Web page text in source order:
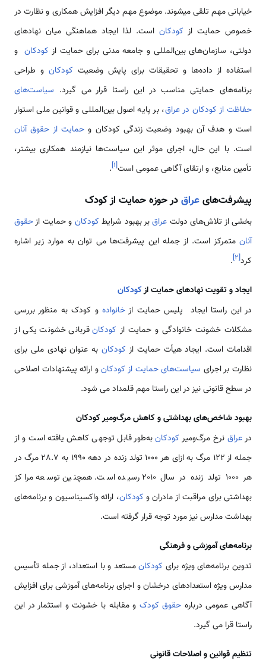
خیابانی مهم تلقی می­شوند. موضوع مهم دیگر افزایش همکاری و نظارت در
خصوص حمایت از کودکان است. لذا ایجاد هماهنگی میان نهادهای
دولتی، سازمان‌های بین‌المللی و جامعه مدنی برای حمایت از کودکانو
استفاده از داده‌ها و تحقیقات برای پایش وضعیت کودکان و طراحی
برنامه‌های حمایتی مناسب در این راستا قرار می­ گیرد. سیاست‌های
حفاظت از کودکان در عراق، بر پایه اصول بین‌المللی و قوانین ملی استوار
است و هدف آن بهبود وضعیت زندگی کودکان و حمایت از حقوق آنان
است. با این حال، اجرای موثر این سیاست‌ها نیازمند همکاری بیشتر،
تأمین منابع، و ارتقای آگاهی عمومی است[۱]
.
پیشرفت‌هایعراقدر حوزه حمایت از کودک
بخشی از تلاش‌های دولت عراقبر بهبود شرایط کودکان و حمایت ازحقوق
آنان متمرکز است. از جمله این پیشرفت‌ها می­ توان به موارد زیر اشاره
کرد[۲]
.
ایجاد و تقویت نهادهای حمایت ازکودکان
در این راستا ایجاد پلیس حمایت ازخانواده و کودک به منظور بررسی
مشکلات خشونت خانوادگی و حمایت از کودکانقربانی خشونت یکی از
اقدامات است. ایجاد هیأت حمایت از کودکانبه عنوان نهادی ملی برای
نظارت بر اجرای سیاست‌های حمایت از کودکانو ارائه پیشنهادات اصلاحی
در سطح قانونی نیز در این راستا مهم قلمداد می­ شود.
بهبود شاخص‌های بهداشتی و کاهش مرگ‌ومیر کودکان
درعراق نرخ مرگ‌ومیر کودکانبه‌طور قابل توجهی کاهش یافته است و از
جمله از 122 مرگ به ازای هر 1000 تولد زنده در دهه 1990 به 28.7 مرگ در
هر 1000 تولد زنده در سال 2010 رسیده است. همچنین توسعه مراکز
بهداشتی برای مراقبت از مادران و کودکان، ارائه واکسیناسیون و برنامه‌های
بهداشت مدارس نیز مورد توجه قرار گرفته است.
برنامه‌های آموزشی و فرهنگی
تدوین برنامه‌های ویژه برای کودکانمستعد و با استعداد، از جمله تأسیس
مدارس ویژه استعدادهای درخشان و اجرای برنامه‌های آموزشی برای افزایش
آگاهی عمومی درباره حقوق کودک و مقابله با خشونت و استثمار در این
راستا قرا می گیرد.
تنظیم قوانین و اصلاحات قانونی